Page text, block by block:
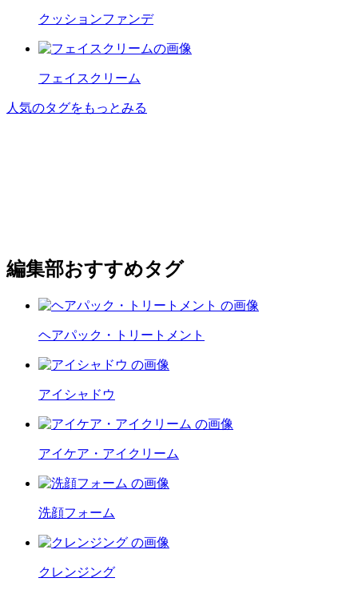
クッションファンデ
フェイスクリーム
人気のタグをもっとみる
編集部おすすめタグ
ヘアパック・トリートメント
アイシャドウ
アイケア・アイクリーム
洗顔フォーム
クレンジング